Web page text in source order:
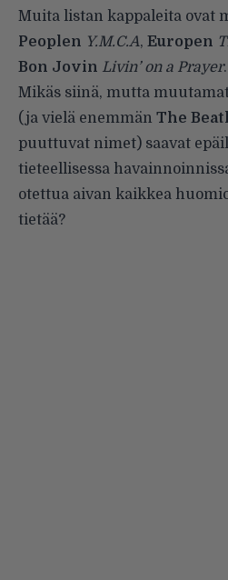
Muita listan kappaleita ovat
Peoplen Y.M.C.A, Europen
Bon Jovin Livin’ on a Prayer.
Mikäs siinä, mutta
(ja vielä enemmän The
puuttuvat nimet) saavat
tieteellisessa
otettua aivan kaikkea
tietää?